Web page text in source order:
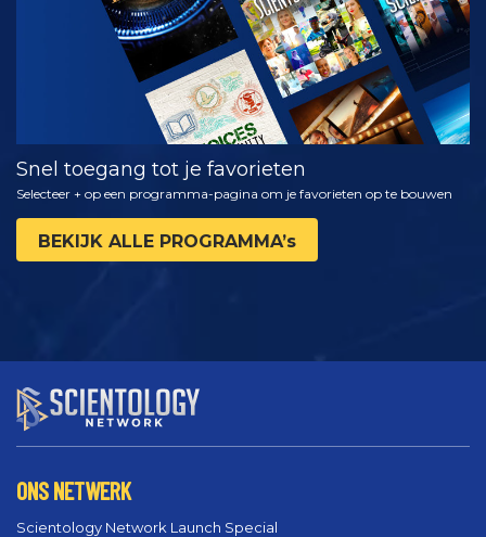
Snel toegang tot je favorieten
Selecteer + op een programma-pagina om je favorieten op te bouwen
BEKIJK ALLE PROGRAMMA’s
ONS NETWERK
Scientology Network Launch Special